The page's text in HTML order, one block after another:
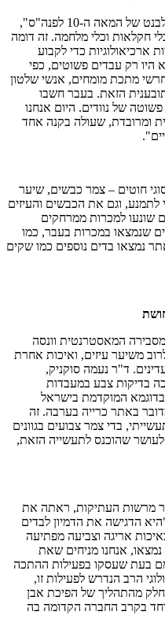
"אי אפשר להפריז בחשיבות הנחושת בלבנט של המאה ה-10 לפנה"ס",
חקלאות וכלי מלחמה. זה דומה
ארכיאולוגיות כדי לקבוע
היו רק עבדים פשוטים, כפי
מתכת מומחים, אנשי שלטון
הזאת. בעבר חשבו
של נוודים. היום אנחנו
ומרובדת, שעולה בקנה אחד
חוטים – צמר כבשים, שיער
לתמנע, וגם את הכבשים והעיזים
שונעו למכרות ממרחקים
שנמצאו במכרות בעבר, כמו
נמצאו בדים נוספים כמו שקים
המאסטרנטית וונסה
משיער עיזים, ואיכות אחרת
ד"ר נעמה סוקניק,
בדיקות צבע במעבדות
בדוגמא המוקדמת בישראל
באתר כרייה בערבה. זה
בדי צמר צבועים בגוונים
לעושר שהוכנס לתעשייה הזאת,
מרשות העתיקות, ראתה את
הדגישה את הדמיון לבדים
אריגה וצביעה מפתיעה
אנחנו מניחים שאת
בעת שעסקו בפעילות ההתכה
הרב הנדרש לפעילות זו,
מהתהליך של הפיכת אבן
בקרב החברה הקדומה בה